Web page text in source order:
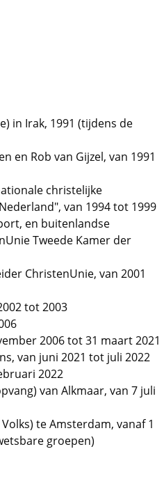
in Irak, 1991 (tijdens de
en Rob van Gijzel, van 1991
christelijke
van 1994 tot 1999
en buitenlandse
Tweede Kamer der
ChristenUnie, van 2001
tot 2003
2006 tot 31 maart 2021
van juni 2021 tot juli 2022
2022
van Alkmaar, van 7 juli
te Amsterdam, vanaf 1
groepen)